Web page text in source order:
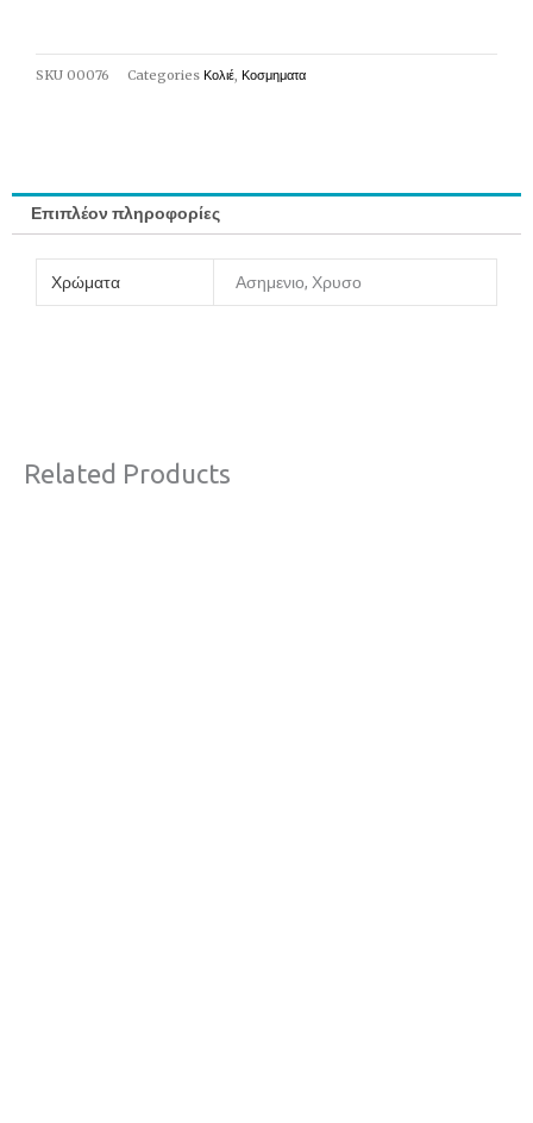
SKU 00076 Categories Κολιέ, Κοσμηματα
Επιπλέον πληροφορίες
Χρώματα Ασημενιο, Χρυσο
Related Products